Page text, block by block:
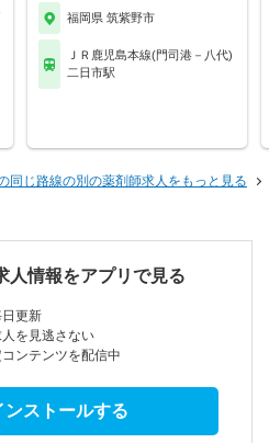
福岡県 筑紫野市
ＪＲ鹿児島本線(門司港－八代)
二日市駅
同じ路線の別の薬剤師求人をもっと見る
人情報をアプリで見る
更新
を見逃さない
ンテンツを配信中
ンストールする